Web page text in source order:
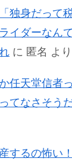
独身だって
イダーなん
に 匿名 より
任天堂信者
てなさそう
するの怖い